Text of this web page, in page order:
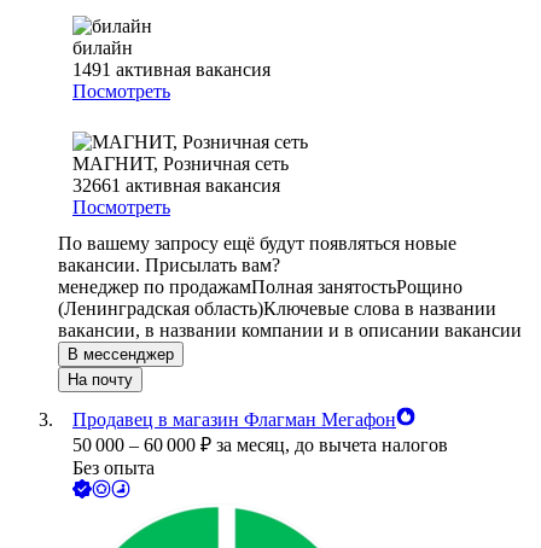
билайн
1491 активная вакансия
Посмотреть
МАГНИТ, Розничная сеть
32661 активная вакансия
Посмотреть
По вашему запросу ещё будут появляться новые
вакансии. Присылать вам?
менеджер по продажамПолная занятостьРощино
(Ленинградская область)Ключевые слова в названии
вакансии, в названии компании и в описании вакансии
В мессенджер
На почту
Продавец в магазин Флагман Мегафон
50 000 – 60 000 ₽ за месяц, до вычета налогов
Без опыта